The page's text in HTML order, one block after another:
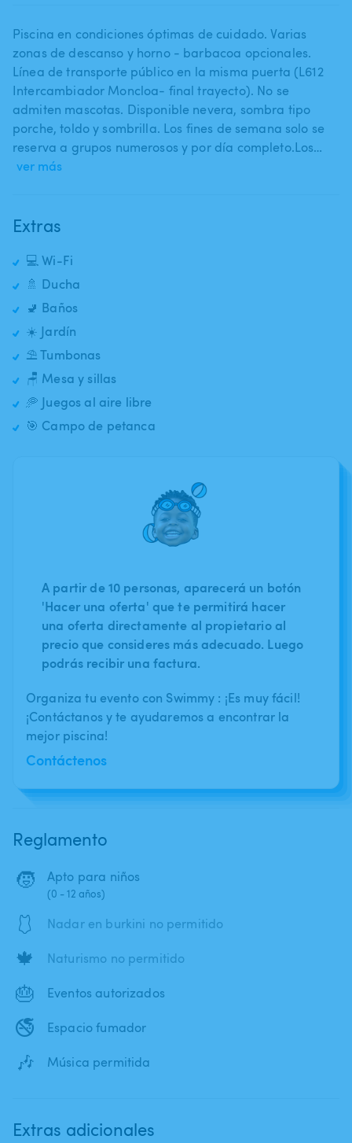
Piscina en condiciones óptimas de cuidado. Varias
zonas de descanso y horno - barbacoa opcionales.
Línea de transporte público en la misma puerta (L612
Intercambiador Moncloa- final trayecto). No se
admiten mascotas. Disponible nevera​,​ sombra tipo
porche​,​ toldo y sombrilla. Los fines de semana solo se
reserva a grupos numerosos y por día completo.Los…
ver más
Extras
💻 Wi-Fi
🚿 Ducha
🚽 Baños
☀️ Jardín
⛱️ Tumbonas
🪑 Mesa y sillas
🥏 Juegos al aire libre
🎯 Campo de petanca
A partir de 10 personas, aparecerá un botón
'Hacer una oferta' que te permitirá hacer
una oferta directamente al propietario al
precio que consideres más adecuado. Luego
podrás recibir una factura.
Organiza tu evento con Swimmy : ¡Es muy fácil!
¡Contáctanos y te ayudaremos a encontrar la
mejor piscina!
Contáctenos
Reglamento
🧒 Apto para niños
(0 - 12 años)
🩱 Nadar en burkini no permitido
🍁 Naturismo no permitido
🎂 Eventos autorizados
🚭 Espacio fumador
🎶 Música permitida
Extras adicionales